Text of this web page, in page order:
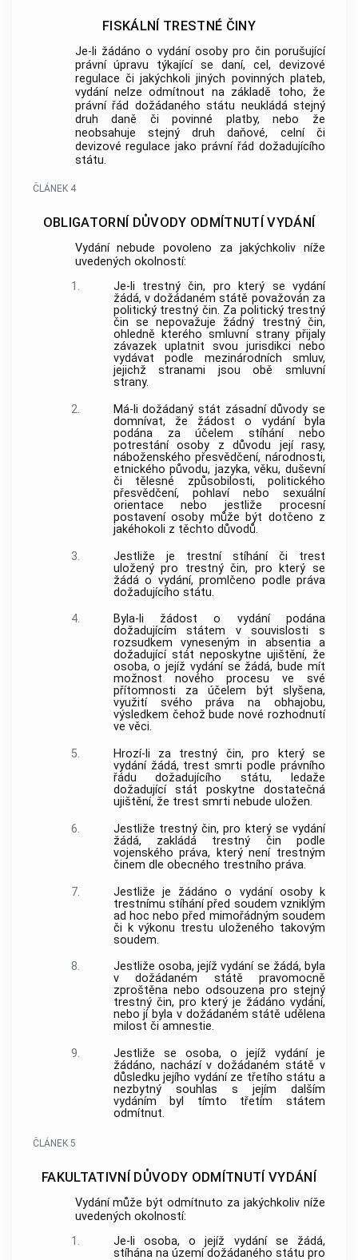
FISKÁLNÍ TRESTNÉ ČINY
Je-li žádáno o vydání osoby pro čin porušující
právní úpravu týkající se daní, cel, devizové
regulace či jakýchkoli jiných povinných plateb,
vydání nelze odmítnout na základě toho, že
právní řád dožádaného státu neukládá stejný
druh daně či povinné platby, nebo že
neobsahuje stejný druh daňové, celní či
devizové regulace jako právní řád dožadujícího
státu.
ČLÁNEK 4
OBLIGATORNÍ DŮVODY ODMÍTNUTÍ VYDÁNÍ
Vydání nebude povoleno za jakýchkoliv níže
uvedených okolností:
1.
Je-li trestný čin, pro který se vydání
žádá, v dožádaném státě považován za
politický trestný čin. Za politický trestný
čin se nepovažuje žádný trestný čin,
ohledně kterého smluvní strany přijaly
závazek uplatnit svou jurisdikci nebo
vydávat podle mezinárodních smluv,
jejichž stranami jsou obě smluvní
strany.
2.
Má-li dožádaný stát zásadní důvody se
domnívat, že žádost o vydání byla
podána za účelem stíhání nebo
potrestání osoby z důvodu její rasy,
náboženského přesvědčení, národnosti,
etnického původu, jazyka, věku, duševní
či tělesné způsobilosti, politického
přesvědčení, pohlaví nebo sexuální
orientace nebo jestliže procesní
postavení osoby může být dotčeno z
jakéhokoli z těchto důvodů.
3.
Jestliže je trestní stíhání či trest
uložený pro trestný čin, pro který se
žádá o vydání, promlčeno podle práva
dožadujícího státu.
4.
Byla-li žádost o vydání podána
dožadujícím státem v souvislosti s
rozsudkem vyneseným in absentia a
dožadující stát neposkytne ujištění, že
osoba, o jejíž vydání se žádá, bude mít
možnost nového procesu ve své
přítomnosti za účelem být slyšena,
využití svého práva na obhajobu,
výsledkem čehož bude nové rozhodnutí
ve věci.
5.
Hrozí-li za trestný čin, pro který se
vydání žádá, trest smrti podle právního
řádu dožadujícího státu, ledaže
dožadující stát poskytne dostatečná
ujištění, že trest smrti nebude uložen.
6.
Jestliže trestný čin, pro který se vydání
žádá, zakládá trestný čin podle
vojenského práva, který není trestným
činem dle obecného trestního práva.
7.
Jestliže je žádáno o vydání osoby k
trestnímu stíhání před soudem vzniklým
ad hoc nebo před mimořádným soudem
či k výkonu trestu uloženého takovým
soudem.
8.
Jestliže osoba, jejíž vydání se žádá, byla
v dožádaném státě pravomocně
zproštěna nebo odsouzena pro stejný
trestný čin, pro který je žádáno vydání,
nebo jí byla v dožádaném státě udělena
milost či amnestie.
9.
Jestliže se osoba, o jejíž vydání je
žádáno, nachází v dožádaném státě v
důsledku jejího vydání ze třetího státu a
nezbytný souhlas s jejím dalším
vydáním byl tímto třetím státem
odmítnut.
ČLÁNEK 5
FAKULTATIVNÍ DŮVODY ODMÍTNUTÍ VYDÁNÍ
Vydání může být odmítnuto za jakýchkoliv níže
uvedených okolností:
1.
Je-li osoba, o jejíž vydání se žádá,
stíhána na území dožádaného státu pro